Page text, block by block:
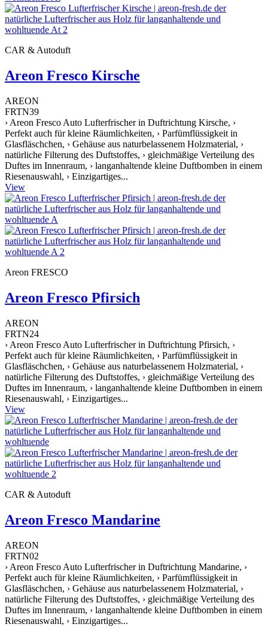
CAR & Autoduft
Areon Fresco Kirsche
AREON
FRTN39
› Areon Fresco Auto Lufterfrischer in Duftrichtung Kirsche, ›
Perfekt auch für kleine Räumlichkeiten, › Parfümflüssigkeit in
Glasfläschchen, › Gehäuse aus naturbelassenem Holzmaterial, ›
natürliche Filterung des Duftstoffes, › gleichmäßige Verteilung des
Duftes im Innenraum, › langanhaltende kleine Duftbomben in einem
Riesenauswahl, › Einzigartiges...
View
Areon FRESCO
Areon Fresco Pfirsich
AREON
FRTN24
› Areon Fresco Auto Lufterfrischer in Duftrichtung Pfirsich, ›
Perfekt auch für kleine Räumlichkeiten, › Parfümflüssigkeit in
Glasfläschchen, › Gehäuse aus naturbelassenem Holzmaterial, ›
natürliche Filterung des Duftstoffes, › gleichmäßige Verteilung des
Duftes im Innenraum, › langanhaltende kleine Duftbomben in einem
Riesenauswahl, › Einzigartiges...
View
CAR & Autoduft
Areon Fresco Mandarine
AREON
FRTN02
› Areon Fresco Auto Lufterfrischer in Duftrichtung Mandarine, ›
Perfekt auch für kleine Räumlichkeiten, › Parfümflüssigkeit in
Glasfläschchen, › Gehäuse aus naturbelassenem Holzmaterial, ›
natürliche Filterung des Duftstoffes, › gleichmäßige Verteilung des
Duftes im Innenraum, › langanhaltende kleine Duftbomben in einem
Riesenauswahl, › Einzigartiges...